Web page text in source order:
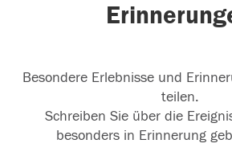
Besondere Erlebnisse und
teilen.
Schreiben Sie über die
besonders in Erinnerung